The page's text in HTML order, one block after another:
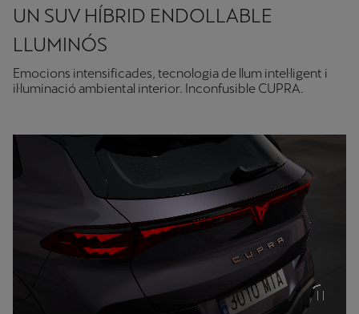
UN SUV HÍBRID ENDOLLABLE
LLUMINÓS
Emocions intensificades, tecnologia de llum intel·ligent i
il·luminació ambiental interior. Inconfusible CUPRA.